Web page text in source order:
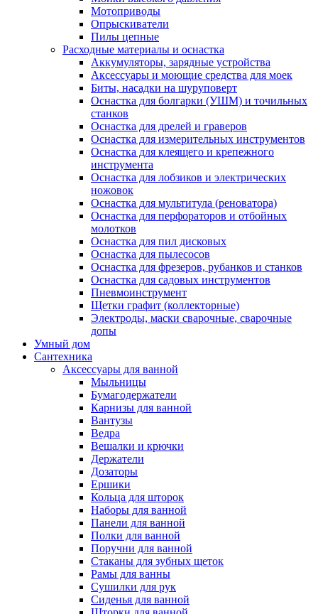
Мотоприводы
Опрыскиватели
Пилы цепные
Расходные материалы и оснастка
Аккумуляторы, зарядные устройства
Аксессуары и моющие средства для моек
Биты, насадки на шуруповерт
Оснастка для болгарки (УШМ) и точильных
станков
Оснастка для дрелей и граверов
Оснастка для измерительных инструментов
Оснастка для клеящего и крепежного
инструмента
Оснастка для лобзиков и электрических
ножовок
Оснастка для мультитула (реноватора)
Оснастка для перфораторов и отбойных
молотков
Оснастка для пил дисковых
Оснастка для пылесосов
Оснастка для фрезеров, рубанков и станков
Оснастка для садовых инструментов
Пневмоинструмент
Щетки графит (коллекторные)
Электроды, маски сварочные, сварочные
допы
Умный дом
Сантехника
Аксессуары для ванной
Мыльницы
Бумагодержатели
Карнизы для ванной
Вантузы
Ведра
Вешалки и крючки
Держатели
Дозаторы
Ершики
Кольца для шторок
Наборы для ванной
Панели для ванной
Полки для ванной
Поручни для ванной
Стаканы для зубных щеток
Рамы для ванны
Сушилки для рук
Сиденья для ванной